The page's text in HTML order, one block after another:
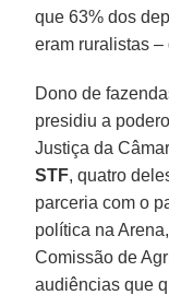
que 63% dos
eram ruralistas –
Dono de
presidiu a
Justiça da
STF, quatro
parceria com o
política na
Comissão de
audiências que